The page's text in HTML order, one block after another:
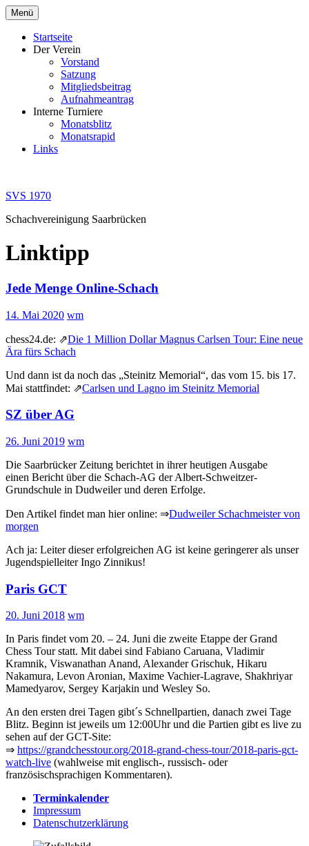
Zum
Inhalt
springen
Menü
Startseite
Der Verein
Vorstand
Satzung
Mitgliedsbeitrag
Aufnahmeantrag
Interne Turniere
Monatsblitz
Monatsrapid
Links
SVS 1970
Schachvereinigung Saarbrücken
Linktipp
Jede Menge Online-Schach
14. Mai 2020 wm
chess24.de: ⇗Die 1 Million Dollar Magnus Carlsen Tour: Eine neue
Ära fürs Schach
Und dann ist da noch das „Steinitz Memorial“, das vom 15. bis 17.
Mai stattfindet: ⇗Carlsen und Lagno im Steinitz Memorial
SZ über AG
26. Juni 2019 wm
Die Saarbrücker Zeitung berichtet in ihrer heutigen Ausgabe
einen Bericht über die Schach-AG der Albert-Schweitzer-
Grundschule in Dudweiler und deren Erfolge.
Den Artikel findet man hier online: ⇒Dudweiler Schachmeister von
morgen
Ach ja: Leiter dieser erfolgreichen AG ist keine geringerer als unser
Jugendspielleiter Ingo Zinnikus!
Paris GCT
20. Juni 2018 wm
In Paris findet vom 20. – 24. Juni die zweite Etappe der Grand
Chess Tour statt. Mit dabei sind Fabiano Caruana, Vladimir
Kramnik, Viswanathan Anand, Alexander Grischuk, Hikaru
Nakamura, Levon Aronian, Maxime Vachier-Lagrave, Shakhriyar
Mamedyarov, Sergey Karjakin und Wesley So.
An den ersten drei Tagen gibt´s Schnellpartien, danach zwei Tage
Blitz. Beginn ist jeweils um 12:00Uhr und die Partien gibt es live zu
sehen auf der GCT-Site:
⇒ https://grandchesstour.org/2018-grand-chess-tour/2018-paris-gct-
watch-live (wahlweise mit englisch-, russisch- oder
französischsprachigen Kommentaren).
Terminkalender
Impressum
Datenschutzerklärung